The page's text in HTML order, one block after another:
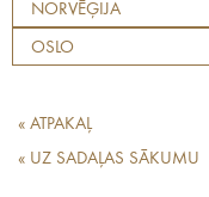
NORVĒĢIJA
OSLO
« ATPAKAĻ
« UZ SADAĻAS SĀKUMU